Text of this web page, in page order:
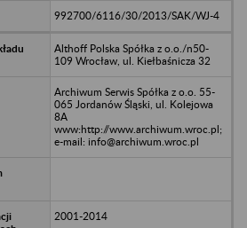
992700/6116/30/2013/SAK/WJ-4
Althoff Polska Spółka z o.o./n50-
109 Wrocław, ul. Kiełbaśnicza 32
Archiwum Serwis Spółka z o.o. 55-
065 Jordanów Śląski, ul. Kolejowa
8A
www:http://www.archiwum.wroc.pl;
e-mail: info@archiwum.wroc.pl
2001-2014